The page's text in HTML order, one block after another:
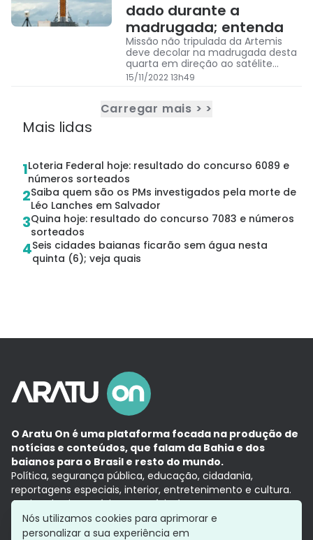
dado durante a
madrugada; entenda
Missão não tripulada da Artemis
deve decolar na madrugada desta
quarta em direção ao satélite
natural
15/11/2022 13h49
Carregar mais > >
Mais lidas
1Loteria Federal hoje: resultado do concurso 6089 e
números sorteados
2Saiba quem são os PMs investigados pela morte de
Léo Lanches em Salvador
3Quina hoje: resultado do concurso 7083 e números
sorteados
4Seis cidades baianas ficarão sem água nesta
quinta (6); veja quais
O Aratu On é uma plataforma focada na produção de
notícias e conteúdos, que falam da Bahia e dos
baianos para o Brasil e resto do mundo.
Política, segurança pública, educação, cidadania,
reportagens especiais, interior, entretenimento e cultura.
Aqui, tudo vira notícia e a notícia é no tempo presente,
com a credibilidade do Grupo Aratu.
Grupo Aratu
Política de privacidade
Nós utilizamos cookies para aprimorar e
personalizar a sua experiência em